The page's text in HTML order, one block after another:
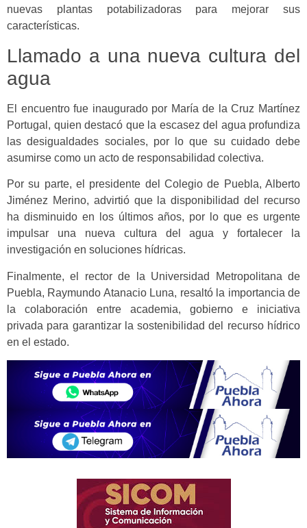
nuevas plantas potabilizadoras para mejorar sus
características.
Llamado a una nueva cultura del
agua
El encuentro fue inaugurado por María de la Cruz Martínez
Portugal, quien destacó que la escasez del agua profundiza
las desigualdades sociales, por lo que su cuidado debe
asumirse como un acto de responsabilidad colectiva.
Por su parte, el presidente del Colegio de Puebla, Alberto
Jiménez Merino, advirtió que la disponibilidad del recurso
ha disminuido en los últimos años, por lo que es urgente
impulsar una nueva cultura del agua y fortalecer la
investigación en soluciones hídricas.
Finalmente, el rector de la Universidad Metropolitana de
Puebla, Raymundo Atanacio Luna, resaltó la importancia de
la colaboración entre academia, gobierno e iniciativa
privada para garantizar la sostenibilidad del recurso hídrico
en el estado.